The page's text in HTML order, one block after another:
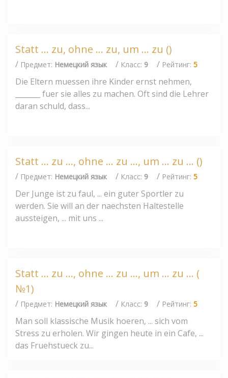
Statt ... zu, ohne ... zu, um ... zu ()
/ Предмет: Немецкий язык / Класс: 9 / Рейтинг: 5
Die Eltern muessen ihre Kinder ernst nehmen,
_______ fuer sie alles zu machen. Oft sind die Lehrer
daran schuld, dass...
Statt ... zu ..., ohne ... zu ..., um ... zu ... ()
/ Предмет: Немецкий язык / Класс: 9 / Рейтинг: 5
Der Junge ist zu faul, ... ein guter Sportler zu
werden. Sie will an der naechsten Haltestelle
aussteigen, ... mit uns ...
Statt ... zu ..., ohne ... zu ..., um ... zu ... (
№1)
/ Предмет: Немецкий язык / Класс: 9 / Рейтинг: 5
Man soll klassische Musik hoeren, ... sich vom
Stress zu erholen. Wir gingen heute in ein Cafe, ...
das Fruehstueck zu...